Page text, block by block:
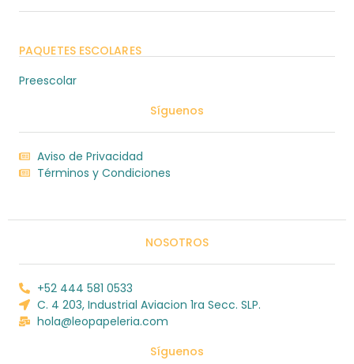
PAQUETES ESCOLARES
Preescolar
Síguenos
Aviso de Privacidad
Términos y Condiciones
NOSOTROS
+52 444 581 0533
C. 4 203, Industrial Aviacion 1ra Secc. SLP.
hola@leopapeleria.com
Síguenos